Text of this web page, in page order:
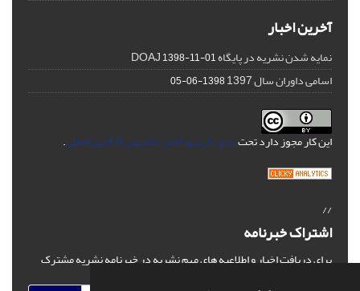
آخرین اخبار
نمایه شدن نشریه در پایگاه DOAJ1398-11-01
اسامی داوران سال 1397 1398-06-05
این کار مجوز دارد تحتمجوز کریتیو کامنز تخصیص 4.0 بین‌المللی .
//
اشتراک خبرنامه
برای دریافت اخبار و اطلاعیه های مهم نشریه در خبرنامه نشریه مشترک